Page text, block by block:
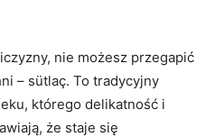
nie możesz ⁢przegapić⁤
‍–‍ sütlaç. To tradycyjny
którego ‍delikatność i⁣
że staje się‍